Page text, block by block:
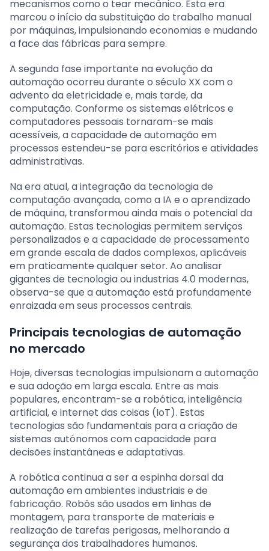
mecanismos como o tear mecânico. Esta era
marcou o início da substituição do trabalho manual
por máquinas, impulsionando economias e mudando
a face das fábricas para sempre.
A segunda fase importante na evolução da
automação ocorreu durante o século XX com o
advento da eletricidade e, mais tarde, da
computação. Conforme os sistemas elétricos e
computadores pessoais tornaram-se mais
acessíveis, a capacidade de automação em
processos estendeu-se para escritórios e atividades
administrativas.
Na era atual, a integração da tecnologia de
computação avançada, como a IA e o aprendizado
de máquina, transformou ainda mais o potencial da
automação. Estas tecnologias permitem serviços
personalizados e a capacidade de processamento
em grande escala de dados complexos, aplicáveis
em praticamente qualquer setor. Ao analisar
gigantes de tecnologia ou industrias 4.0 modernas,
observa-se que a automação está profundamente
enraizada em seus processos centrais.
Principais tecnologias de automação
no mercado
Hoje, diversas tecnologias impulsionam a automação
e sua adoção em larga escala. Entre as mais
populares, encontram-se a robótica, inteligência
artificial, e internet das coisas (IoT). Estas
tecnologias são fundamentais para a criação de
sistemas autónomos com capacidade para
decisões instantâneas e adaptativas.
A robótica continua a ser a espinha dorsal da
automação em ambientes industriais e de
fabricação. Robôs são usados em linhas de
montagem, para transporte de materiais e
realização de tarefas perigosas, melhorando a
segurança dos trabalhadores humanos.